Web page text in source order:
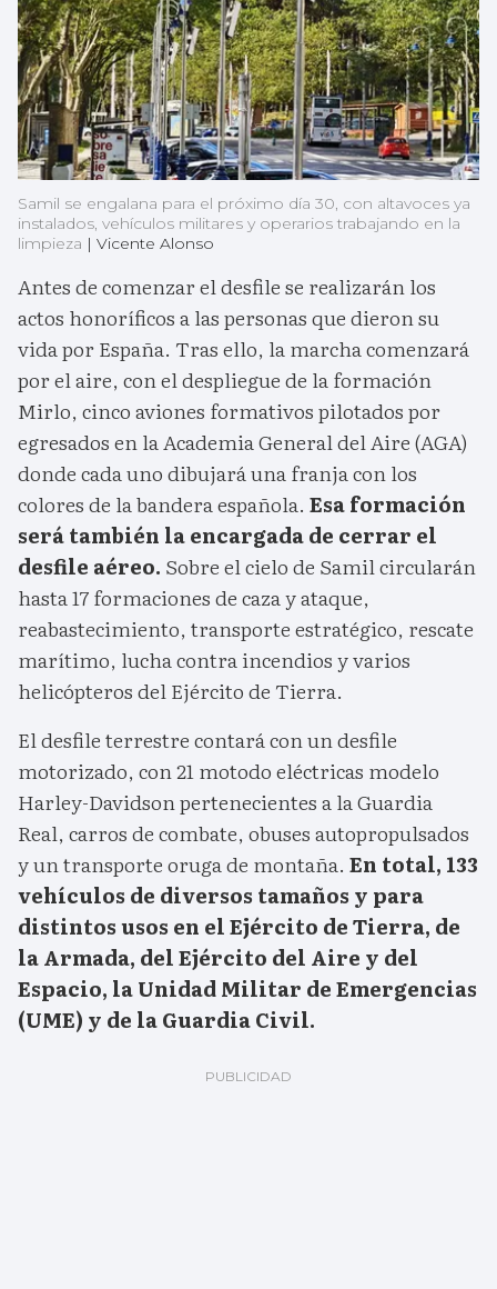
Samil se engalana para el próximo día 30, con altavoces ya
instalados, vehículos militares y operarios trabajando en la
limpieza | Vicente Alonso
Antes de comenzar el desfile se realizarán los
actos honoríficos a las personas que dieron su
vida por España. Tras ello, la marcha comenzará
por el aire, con el despliegue de la formación
Mirlo, cinco aviones formativos pilotados por
egresados en la Academia General del Aire (AGA)
donde cada uno dibujará una franja con los
colores de la bandera española. Esa formación
será también la encargada de cerrar el
desfile aéreo. Sobre el cielo de Samil circularán
hasta 17 formaciones de caza y ataque,
reabastecimiento, transporte estratégico, rescate
marítimo, lucha contra incendios y varios
helicópteros del Ejército de Tierra.
El desfile terrestre contará con un desfile
motorizado, con 21 motodo eléctricas modelo
Harley-Davidson pertenecientes a la Guardia
Real, carros de combate, obuses autopropulsados
y un transporte oruga de montaña. En total, 133
vehículos de diversos tamaños y para
distintos usos en el Ejército de Tierra, de
la Armada, del Ejército del Aire y del
Espacio, la Unidad Militar de Emergencias
(UME) y de la Guardia Civil.